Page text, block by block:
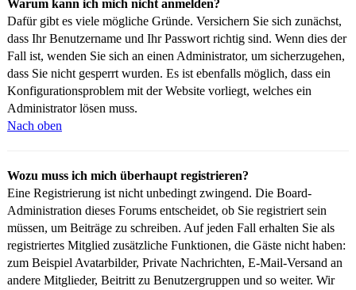
Warum kann ich mich nicht anmelden?
Dafür gibt es viele mögliche Gründe. Versichern Sie sich zunächst,
dass Ihr Benutzername und Ihr Passwort richtig sind. Wenn dies der
Fall ist, wenden Sie sich an einen Administrator, um sicherzugehen,
dass Sie nicht gesperrt wurden. Es ist ebenfalls möglich, dass ein
Konfigurationsproblem mit der Website vorliegt, welches ein
Administrator lösen muss.
Nach oben
Wozu muss ich mich überhaupt registrieren?
Eine Registrierung ist nicht unbedingt zwingend. Die Board-
Administration dieses Forums entscheidet, ob Sie registriert sein
müssen, um Beiträge zu schreiben. Auf jeden Fall erhalten Sie als
registriertes Mitglied zusätzliche Funktionen, die Gäste nicht haben:
zum Beispiel Avatarbilder, Private Nachrichten, E-Mail-Versand an
andere Mitglieder, Beitritt zu Benutzergruppen und so weiter. Wir